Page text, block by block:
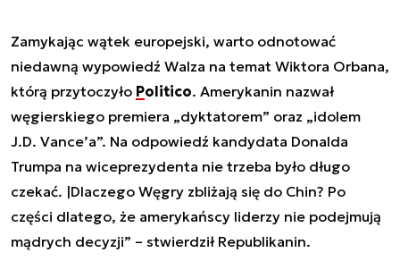
Zamykając wątek europejski, warto odnotować
niedawną wypowiedź Walza na temat Wiktora Orbana,
którą przytoczyło Politico. Amerykanin nazwał
węgierskiego premiera „dyktatorem” oraz „idolem
J.D. Vance’a”. Na odpowiedź kandydata Donalda
Trumpa na wiceprezydenta nie trzeba było długo
czekać. |Dlaczego Węgry zbliżają się do Chin? Po
części dlatego, że amerykańscy liderzy nie podejmują
mądrych decyzji” – stwierdził Republikanin.